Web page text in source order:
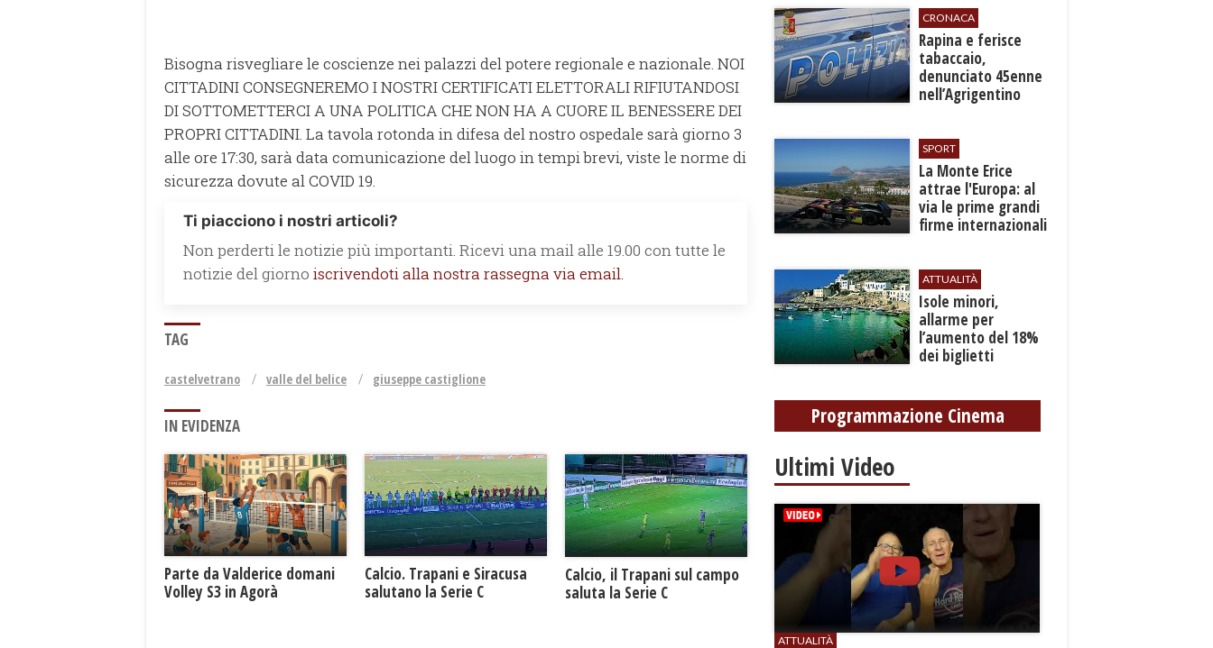
Bisogna risvegliare le coscienze nei palazzi del potere regionale e nazionale. NOI
CITTADINI CONSEGNEREMO I NOSTRI CERTIFICATI ELETTORALI RIFIUTANDOSI
DI SOTTOMETTERCI A UNA POLITICA CHE NON HA A CUORE IL BENESSERE DEI
PROPRI CITTADINI. La tavola rotonda in difesa del nostro ospedale sarà giorno 3
alle ore 17:30, sarà data comunicazione del luogo in tempi brevi, viste le norme di
sicurezza dovute al COVID 19.
Ti piacciono i nostri articoli?
Non perderti le notizie più importanti. Ricevi una mail alle 19.00 con tutte le
notizie del giorno iscrivendoti alla nostra rassegna via email.
TAG
castelvetrano valle del belice giuseppe castiglione
IN EVIDENZA
Parte da Valderice domani
Volley S3 in Agorà
Calcio. Trapani e Siracusa
salutano la Serie C
Calcio, il Trapani sul campo
saluta la Serie C
CRONACA
​Rapina e ferisce
tabaccaio,
denunciato 45enne
nell’Agrigentino
SPORT
La Monte Erice
attrae l'Europa: al
via le prime grandi
firme internazionali
ATTUALITÀ
Isole minori,
allarme per
l’aumento del 18%
dei biglietti
Programmazione Cinema
Ultimi Video
ATTUALITÀ